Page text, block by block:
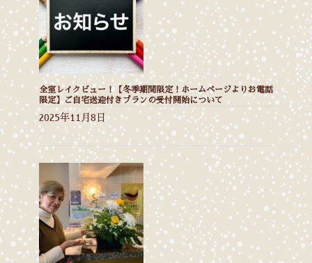
全室レイクビュー！【冬季期間限定！ホームページよりお電話
限定】ご自宅送迎付きプランの受付開始について
2025年11月8日